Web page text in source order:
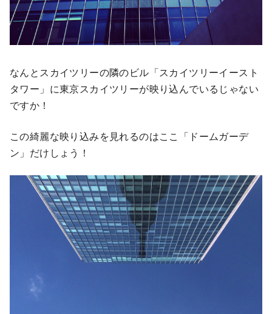
なんとスカイツリーの隣のビル「スカイツリーイースト
タワー」に東京スカイツリーが映り込んでいるじゃない
ですか！
この綺麗な映り込みを見れるのはここ「ドームガーデ
ン」だけしょう！